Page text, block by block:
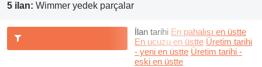
5 ilan: Wimmer yedek parçalar
İlan tarihi En pahalısı en üstte
En ucuzu en üstte Üretim tarihi
- yeni en üstte Üretim tarihi -
eski en üstte